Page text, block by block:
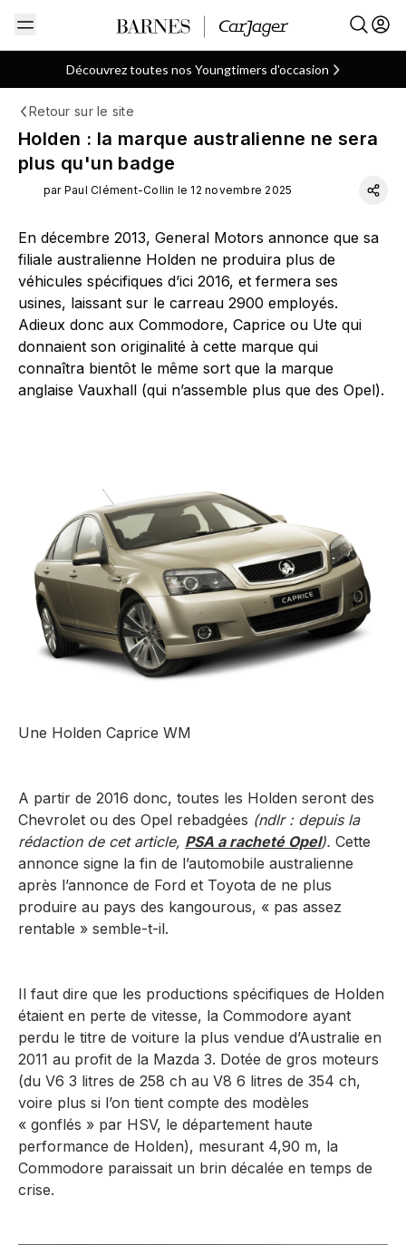
Découvrez toutes nos Youngtimers d'occasion
ARTICLE Australienne
Retour sur le site
Holden : la marque australienne ne sera
plus qu'un badge
par Paul Clément-Collin le 12 novembre 2025
En décembre 2013, General Motors annonce que sa
filiale australienne Holden ne produira plus de
véhicules spécifiques d’ici 2016, et fermera ses
usines, laissant sur le carreau 2900 employés.
Adieux donc aux Commodore, Caprice ou Ute qui
donnaient son originalité à cette marque qui
connaîtra bientôt le même sort que la marque
anglaise Vauxhall (qui n’assemble plus que des Opel).
Une Holden Caprice WM
A partir de 2016 donc, toutes les Holden seront des
Chevrolet ou des Opel rebadgées (ndlr : depuis la
rédaction de cet article, PSA a racheté Opel). Cette
annonce signe la fin de l’automobile australienne
après l’annonce de Ford et Toyota de ne plus
produire au pays des kangourous, « pas assez
rentable » semble-t-il.
Il faut dire que les productions spécifiques de Holden
étaient en perte de vitesse, la Commodore ayant
perdu le titre de voiture la plus vendue d’Australie en
2011 au profit de la Mazda 3. Dotée de gros moteurs
(du V6 3 litres de 258 ch au V8 6 litres de 354 ch,
voire plus si l’on tient compte des modèles
« gonflés » par HSV, le département haute
performance de Holden), mesurant 4,90 m, la
Commodore paraissait un brin décalée en temps de
crise.